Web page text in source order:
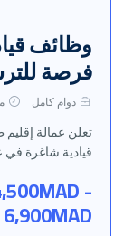
وظائف
فرصة
دوام كامل
تعلن عمالة
قيادية شاغرة
-
6,900MAD